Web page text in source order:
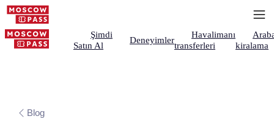
Şimdi
Satın Al
Deneyimler
Havalimanı
transferleri
kiralama
Blog